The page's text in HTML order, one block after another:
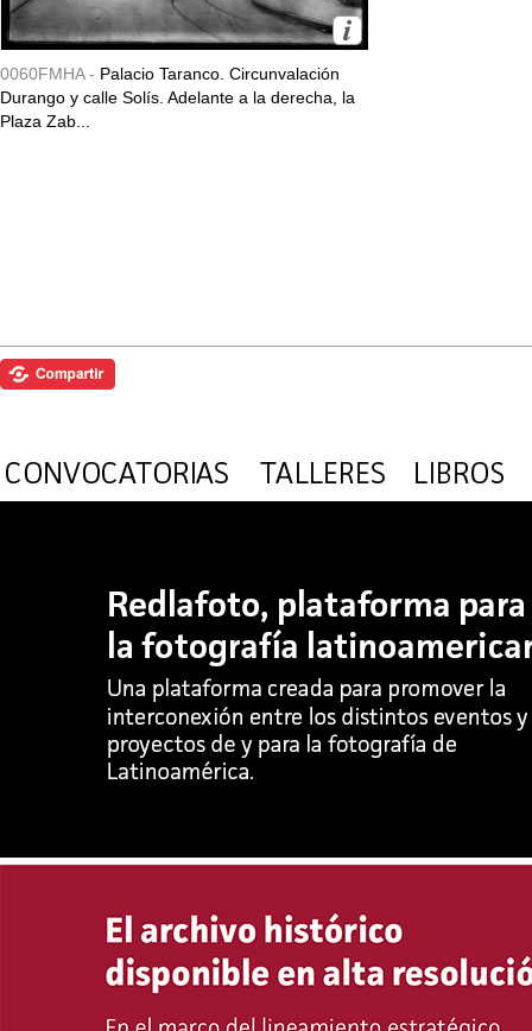
0060FMHA - Palacio Taranco. Circunvalación
Durango y calle Solís. Adelante a la derecha, la
Plaza Zab...